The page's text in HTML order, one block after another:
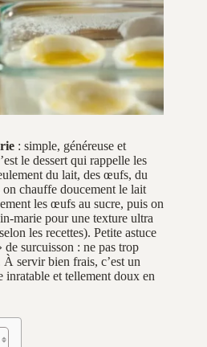
: simple, généreuse et
le dessert qui rappelle les
du lait, des œufs, du
chauffe doucement le lait
les œufs au sucre, puis on
pour une texture ultra
les recettes). Petite astuce
surcuisson : ne pas trop
servir bien frais, c’est un
inratable et tellement doux en